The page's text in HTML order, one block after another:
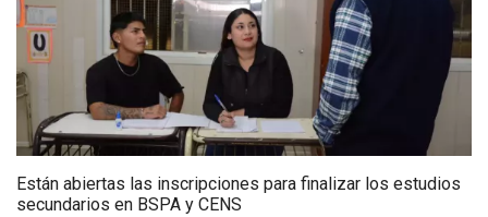
Están abiertas las inscripciones para finalizar los estudios
secundarios en BSPA y CENS